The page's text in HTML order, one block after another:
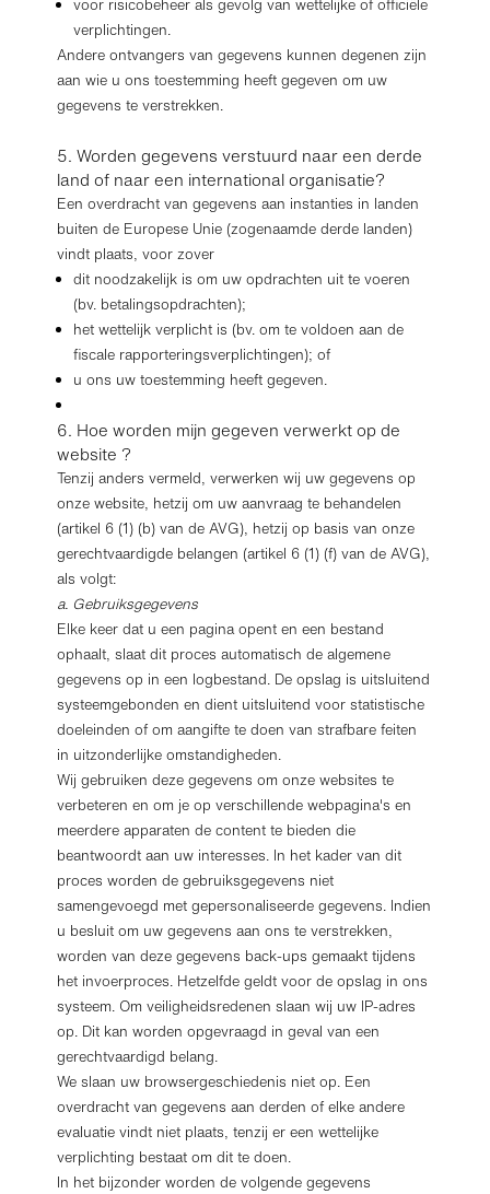
voor risicobeheer als gevolg van wettelijke of officiële
verplichtingen.
Andere ontvangers van gegevens kunnen degenen zijn
aan wie u ons toestemming heeft gegeven om uw
gegevens te verstrekken.
5. Worden gegevens verstuurd naar een derde
land of naar een international organisatie?
Een overdracht van gegevens aan instanties in landen
buiten de Europese Unie (zogenaamde derde landen)
vindt plaats, voor zover
dit noodzakelijk is om uw opdrachten uit te voeren
(bv. betalingsopdrachten);
het wettelijk verplicht is (bv. om te voldoen aan de
fiscale rapporteringsverplichtingen); of
u ons uw toestemming heeft gegeven.
6. Hoe worden mijn gegeven verwerkt op de
website ?
Tenzij anders vermeld, verwerken wij uw gegevens op
onze website, hetzij om uw aanvraag te behandelen
(artikel 6 (1) (b) van de AVG), hetzij op basis van onze
gerechtvaardigde belangen (artikel 6 (1) (f) van de AVG),
als volgt:
a. Gebruiksgegevens
Elke keer dat u een pagina opent en een bestand
ophaalt, slaat dit proces automatisch de algemene
gegevens op in een logbestand. De opslag is uitsluitend
systeemgebonden en dient uitsluitend voor statistische
doeleinden of om aangifte te doen van strafbare feiten
in uitzonderlijke omstandigheden.
Wij gebruiken deze gegevens om onze websites te
verbeteren en om je op verschillende webpagina's en
meerdere apparaten de content te bieden die
beantwoordt aan uw interesses. In het kader van dit
proces worden de gebruiksgegevens niet
samengevoegd met gepersonaliseerde gegevens. Indien
u besluit om uw gegevens aan ons te verstrekken,
worden van deze gegevens back-ups gemaakt tijdens
het invoerproces. Hetzelfde geldt voor de opslag in ons
systeem. Om veiligheidsredenen slaan wij uw IP-adres
op. Dit kan worden opgevraagd in geval van een
gerechtvaardigd belang.
We slaan uw browsergeschiedenis niet op. Een
overdracht van gegevens aan derden of elke andere
evaluatie vindt niet plaats, tenzij er een wettelijke
verplichting bestaat om dit te doen.
In het bijzonder worden de volgende gegevens